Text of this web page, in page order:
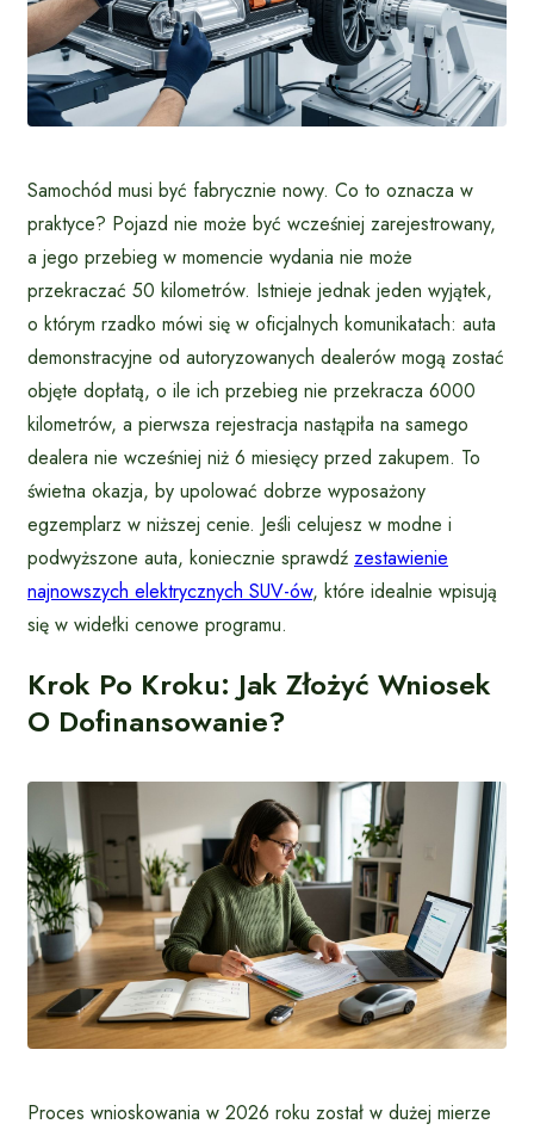
Samochód musi być fabrycznie nowy. Co to oznacza w
praktyce? Pojazd nie może być wcześniej zarejestrowany,
a jego przebieg w momencie wydania nie może
przekraczać 50 kilometrów. Istnieje jednak jeden wyjątek,
o którym rzadko mówi się w oficjalnych komunikatach: auta
demonstracyjne od autoryzowanych dealerów mogą zostać
objęte dopłatą, o ile ich przebieg nie przekracza 6000
kilometrów, a pierwsza rejestracja nastąpiła na samego
dealera nie wcześniej niż 6 miesięcy przed zakupem. To
świetna okazja, by upolować dobrze wyposażony
egzemplarz w niższej cenie. Jeśli celujesz w modne i
podwyższone auta, koniecznie sprawdź zestawienie
najnowszych elektrycznych SUV-ów, które idealnie wpisują
się w widełki cenowe programu.
Krok Po Kroku: Jak Złożyć Wniosek
O Dofinansowanie?
Proces wnioskowania w 2026 roku został w dużej mierze